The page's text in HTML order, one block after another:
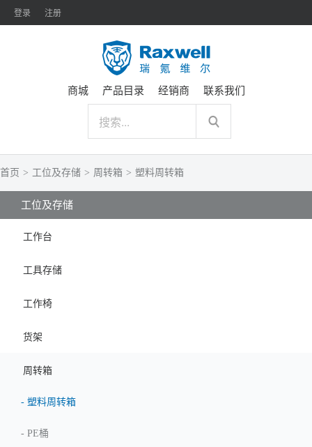
登录 注册
商城 产品目录 经销商 联系我们
首页 > 工位及存储 > 周转箱 > 塑料周转箱
工位及存储
工作台
工具存储
工作椅
货架
周转箱
- 塑料周转箱
- PE桶